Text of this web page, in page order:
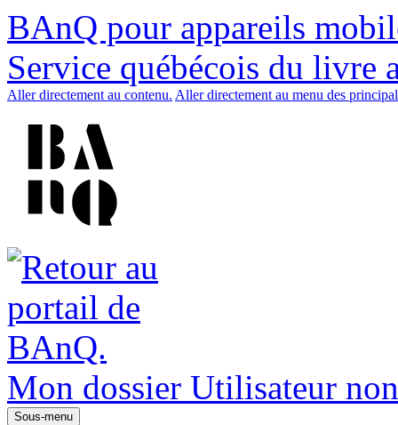
BAnQ pour appareils
Service québécois du livre
Aller directement au contenu. Aller directement au menu des
Mon dossier Utilisateur
Sous-menu